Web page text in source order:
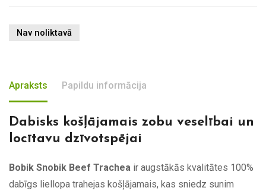
Nav noliktavā
Apraksts Papildu informācija
Dabisks košļājamais zobu veselībai un
locītavu dzīvotspējai
Bobik Snobik Beef Trachea ir augstākās kvalitātes 100%
dabīgs liellopa trahejas košļājamais, kas sniedz sunim